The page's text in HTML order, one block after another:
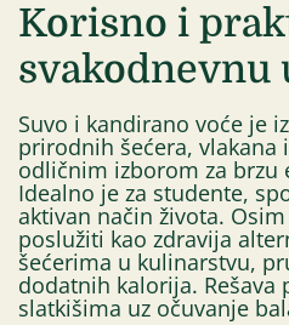
Korisno i
svakodnevnu
Suvo i kandirano voće je
prirodnih šećera, vlakana
odličnim izborom za brzu
Idealno je za studente,
aktivan način života.
poslužiti kao zdravija
šećerima u kulinarstvu,
dodatnih kalorija. Rešava
slatkišima uz očuvanje